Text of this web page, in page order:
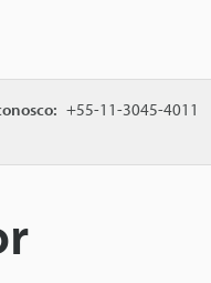
+55-11-3045-4011